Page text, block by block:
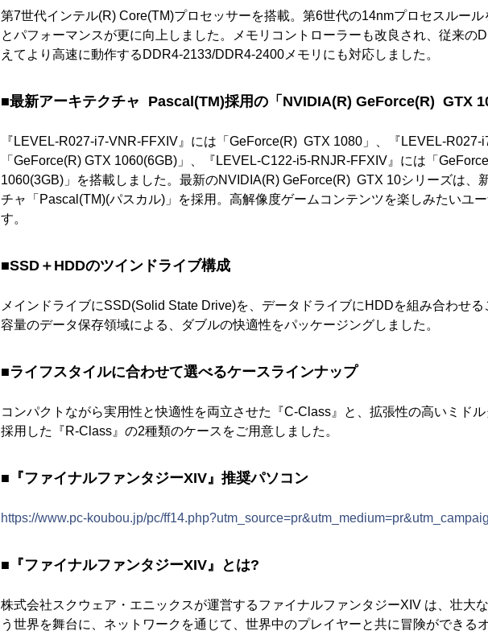
第7世代インテル(R) Core(TM)プロセッサーを搭載。第6世代の14nmプロセスルー
とパフォーマンスが更に向上しました。メモリコントローラーも改良され、従来の
えてより高速に動作するDDR4-2133/DDR4-2400メモリにも対応しました。
■最新アーキテクチャ Pascal(TM)採用の「NVIDIA(R) GeForce(R) GTX
『LEVEL-R027-i7-VNR-FFXIV』には「GeForce(R) GTX 1080」、『LEVEL-R027-
「GeForce(R) GTX 1060(6GB)」、『LEVEL-C122-i5-RNJR-FFXIV』には「
1060(3GB)」を搭載しました。最新のNVIDIA(R) GeForce(R) GTX 10シリーズは、
チャ「Pascal(TM)(パスカル)」を採用。高解像度ゲームコンテンツを楽しみたいユ
す。
■SSD＋HDDのツインドライブ構成
メインドライブにSSD(Solid State Drive)を、データドライブにHDDを組み合わせ
容量のデータ保存領域による、ダブルの快適性をパッケージングしました。
■ライフスタイルに合わせて選べるケースラインナップ
コンパクトながら実用性と快適性を両立させた『C-Class』と、拡張性の高いミド
採用した『R-Class』の2種類のケースをご用意しました。
■『ファイナルファンタジーXIV』推奨パソコン
https://www.pc-koubou.jp/pc/
■『ファイナルファンタジーXIV』とは?
株式会社スクウェア・エニックスが運営するファイナルファンタジーXIV は、壮大
う世界を舞台に、ネットワークを通じて、世界中のプレイヤーと共に冒険ができる